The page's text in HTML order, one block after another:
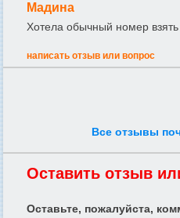
Мадина
Хотела обычный номер
написать отзыв или вопрос
Все отзывы
Оставить отзыв
Оставьте, пожалуйста,